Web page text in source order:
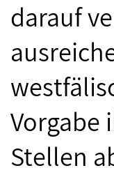
darauf
Vorgabe
Stellen